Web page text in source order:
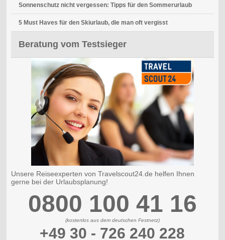
Sonnenschutz nicht vergessen: Tipps für den Sommerurlaub
5 Must Haves für den Skiurlaub, die man oft vergisst
Beratung vom Testsieger
Unsere Reiseexperten von Travelscout24.de helfen Ihnen
gerne bei der Urlaubsplanung!
0800 100 41 16
(kostenlos aus dem deutschen Festnetz)
+49 30 - 726 240 228